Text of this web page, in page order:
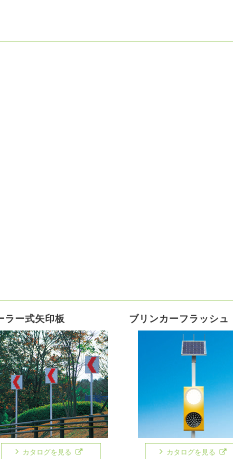
ラー式矢印板
カタログを見る
ブリンカーフラッシュ
カタログを見る